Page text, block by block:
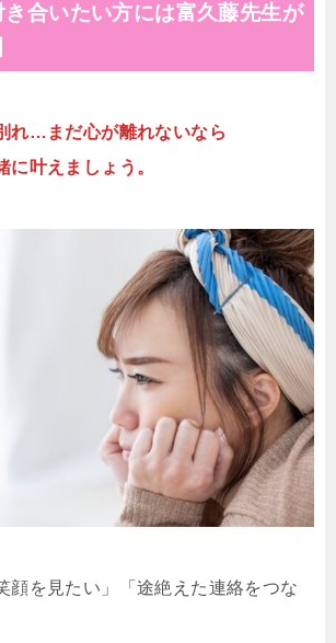
合いたい方には富久藤先生が
れ…まだ心が離れないなら
に叶えましょう。
顔を見たい」「途絶えた連絡をつな